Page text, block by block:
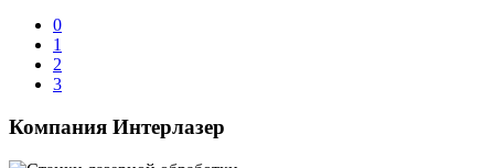
0
1
2
3
Компания Интерлазер